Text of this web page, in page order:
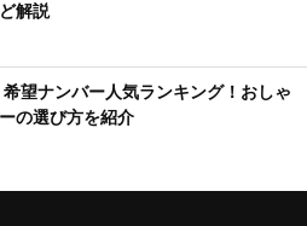
解説
希望ナンバー人気ランキング！おしゃ
の選び方を紹介